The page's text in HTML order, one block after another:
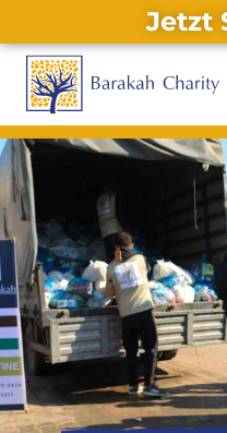
Jetzt
Alternative: